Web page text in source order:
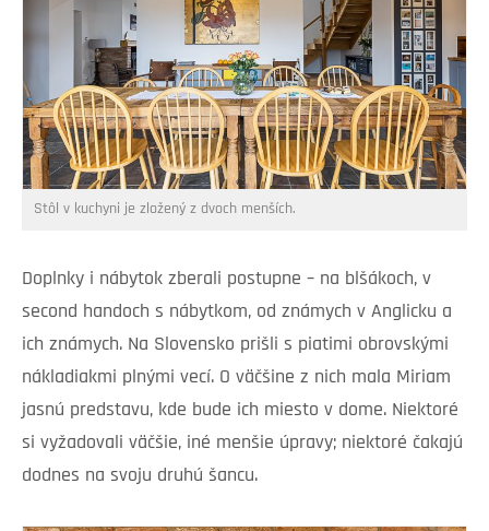
Stôl v kuchyni je zložený z dvoch menších.
Doplnky i nábytok zberali postupne – na blšákoch, v
second handoch s nábytkom, od známych v Anglicku a
ich známych. Na Slovensko prišli s piatimi obrovskými
nákladiakmi plnými vecí. O väčšine z nich mala Miriam
jasnú predstavu, kde bude ich miesto v dome. Niektoré
si vyžadovali väčšie, iné menšie úpravy; niektoré čakajú
dodnes na svoju druhú šancu.